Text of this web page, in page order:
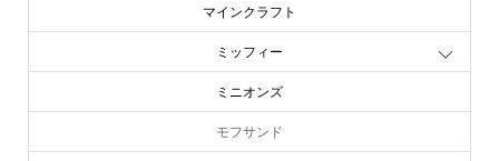
マインクラフト
ミッフィー
ミニオンズ
モフサンド